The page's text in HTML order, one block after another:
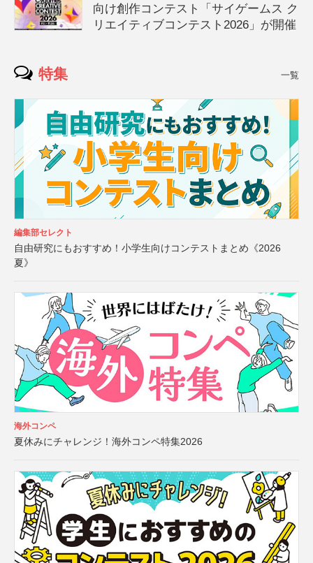
向け創作コンテスト「サイゲームス ク
リエイティブコンテスト2026」が開催
特集 一覧
編集部セレクト
自由研究にもおすすめ！小学生向けコンテストまとめ《2026
夏》
海外コンペ
夏休みにチャレンジ！海外コンペ特集2026